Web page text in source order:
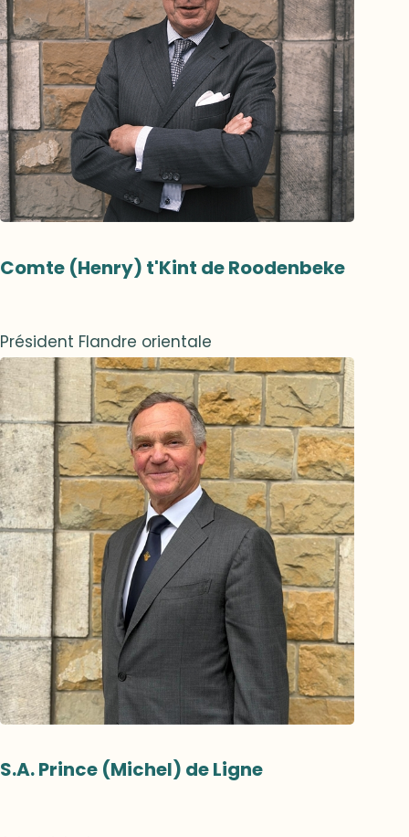
Comte (Henry) t'Kint de Roodenbeke
Président Flandre orientale
S.A. Prince (Michel) de Ligne